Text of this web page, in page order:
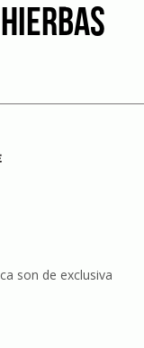
son de exclusiva